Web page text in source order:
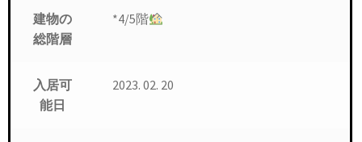
建物の
総階層
*4/5階
入居可
能日
2023. 02. 20